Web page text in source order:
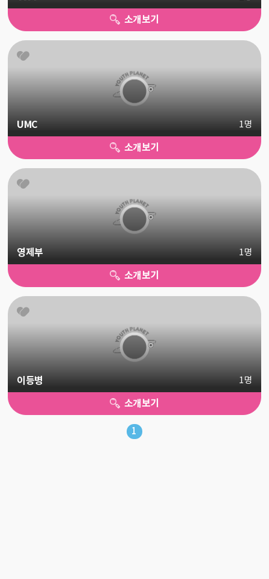
소개보기
UMC 1명
소개보기
영제부 1명
소개보기
이등병 1명
소개보기
1